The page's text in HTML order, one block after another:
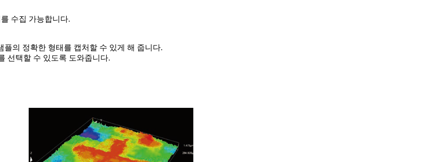
수집 가능합니다.
플의 정확한 형태를 캡처할 수 있게 해 줍니다.
선택할 수 있도록 도와줍니다.